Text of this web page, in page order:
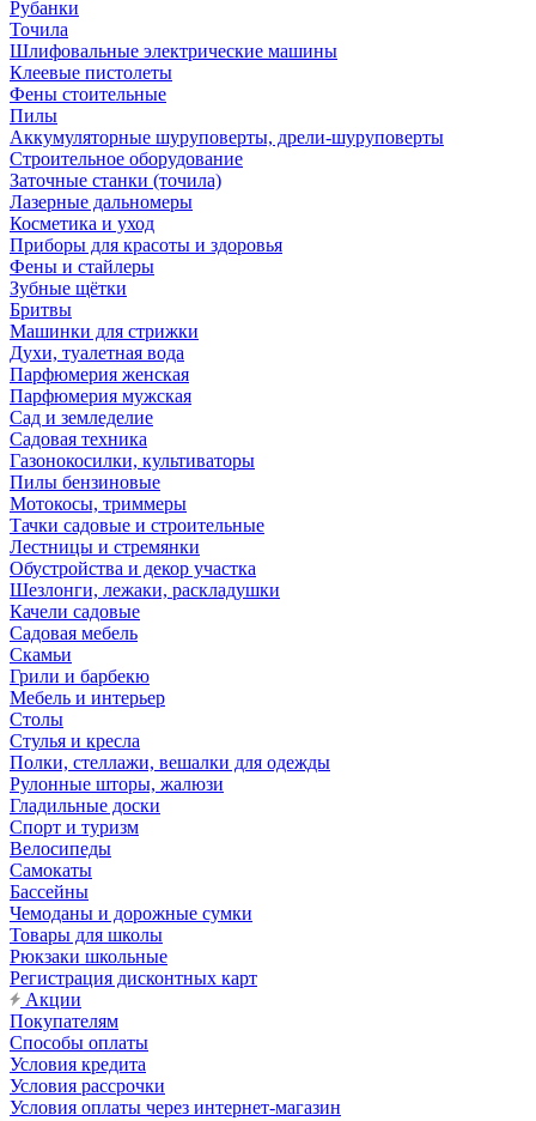
Рубанки
Точила
Шлифовальные электрические машины
Клеевые пистолеты
Фены стоительные
Пилы
Аккумуляторные шуруповерты, дрели-шуруповерты
Строительное оборудование
Заточные станки (точила)
Лазерные дальномеры
Косметика и уход
Приборы для красоты и здоровья
Фены и стайлеры
Зубные щётки
Бритвы
Машинки для стрижки
Духи, туалетная вода
Парфюмерия женская
Парфюмерия мужская
Сад и земледелие
Садовая техника
Газонокосилки, культиваторы
Пилы бензиновые
Мотокосы, триммеры
Тачки садовые и строительные
Лестницы и стремянки
Обустройства и декор участка
Шезлонги, лежаки, раскладушки
Качели садовые
Садовая мебель
Скамьи
Грили и барбекю
Мебель и интерьер
Столы
Стулья и кресла
Полки, стеллажи, вешалки для одежды
Рулонные шторы, жалюзи
Гладильные доски
Спорт и туризм
Велосипеды
Самокаты
Бассейны
Чемоданы и дорожные сумки
Товары для школы
Рюкзаки школьные
Регистрация дисконтных карт
Акции
Покупателям
Способы оплаты
Условия кредита
Условия рассрочки
Условия оплаты через интернет-магазин